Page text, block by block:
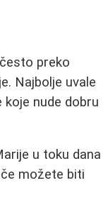
preko
Najbolje uvale
nude dobru
u toku dana
možete biti